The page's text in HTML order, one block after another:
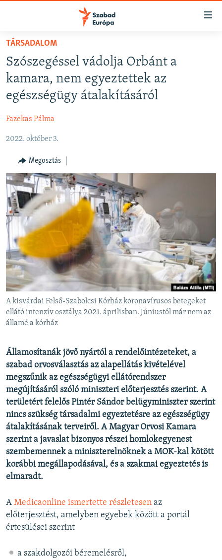
Akadálymentes
Ugrás
fő
oldalra
tartalomjegyzékre
PODCASTOK
ELEMZŐ
NER15
SZABADON
TÁRSADALOM
DEMOKRÁCIA
A PÉNZ NYOMÁBAN
EURÓPAI UNIÓ
VILÁG
KLÍMAVÁLTOZÁS
A MÚLT TANULSÁGAI
KÖVESSEN MINKET!
Valamennyi RFE/RL weboldal
TÁRSADALOM
Szószegéssel vádolja Orbánt a
kamara, nem egyeztettek az
egészségügy átalakításáról
Fazekas Pálma
2022. október 3.
Megosztás
A kisvárdai Felső-Szabolcsi Kórház koronavírusos betegeket
ellátó intenzív osztálya 2021. áprilisban. Júniustól már nem az
államé a kórház
Államosítanák jövő nyártól a rendelőintézeteket, a
szabad orvosválasztás az alapellátás kivételével
megszűnik az egészségügyi ellátórendszer
megújításáról szóló miniszteri előterjesztés szerint. A
területért felelős Pintér Sándor belügyminiszter szerint
nincs szükség társadalmi egyeztetésre az egészségügy
átalakításának terveiről. A Magyar Orvosi Kamara
szerint a javaslat bizonyos részei homlokegyenest
szembemennek a miniszterelnöknek a MOK-kal kötött
korábbi megállapodásával, és a szakmai egyeztetés is
elmaradt.
A Medicaonline ismertette részletesen az
előterjesztést, amelyben egyebek között a portál
értesülései szerint
a szakdolgozói béremelésről,
FELIRATKOZÁS